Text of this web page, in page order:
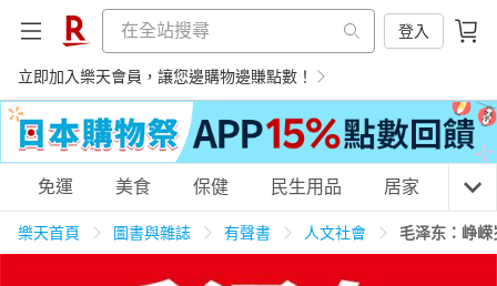
登入
立即加入樂天會員，讓您邊購物邊賺點數！
購物網分類
免運 美食 保健 民生用品 居家 3C
樂天首頁 圖書與雜誌 有聲書 人文社會 毛泽东：峥